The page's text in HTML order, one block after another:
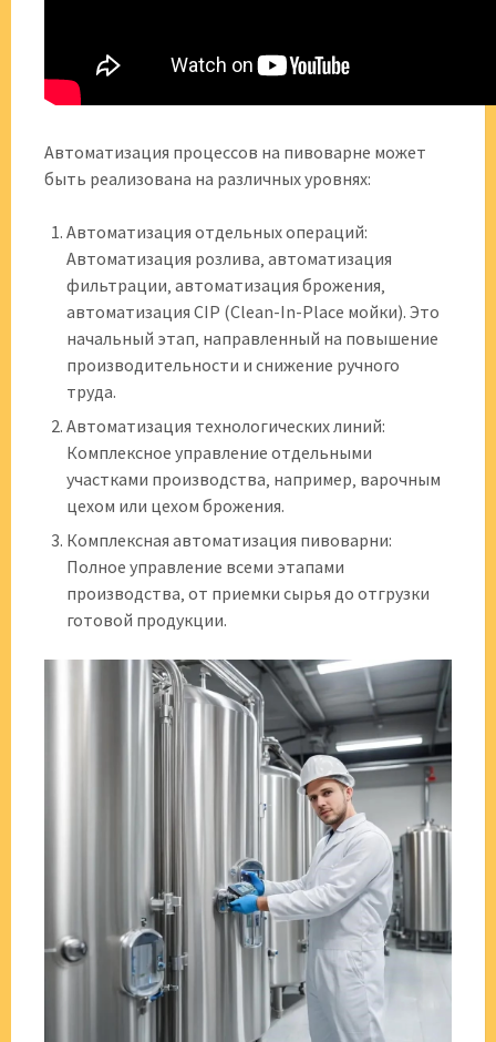
Автоматизация процессов на пивоварне может
быть реализована на различных уровнях:
Автоматизация отдельных операций:
Автоматизация розлива‚ автоматизация
фильтрации‚ автоматизация брожения‚
автоматизация CIP (Clean-In-Place мойки). Это
начальный этап‚ направленный на повышение
производительности и снижение ручного
труда.
Автоматизация технологических линий:
Комплексное управление отдельными
участками производства‚ например‚ варочным
цехом или цехом брожения.
Комплексная автоматизация пивоварни:
Полное управление всеми этапами
производства‚ от приемки сырья до отгрузки
готовой продукции.